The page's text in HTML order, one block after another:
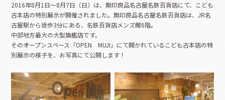
2016年8月1日～8月7日（日）は、無印良品名古屋名鉄百貨店にて、こども
古本店の特別展示が開催されました。無印良品名古屋名鉄百貨店は、JR名
古屋駅から徒歩3分にある、名鉄百貨店メンズ館6階。
中部地方最大の大型旗艦店です。
そのオープンスペース「OPEN MUJI」にて開かれているこども古本店の特
別展示の様子を、お写真にて公開します！